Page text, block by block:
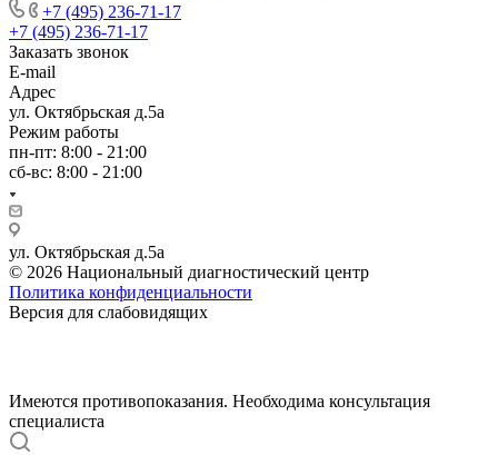
+7 (495) 236-71-17
+7 (495) 236-71-17
Заказать звонок
E-mail
Адрес
ул. Октябрьская д.5а
Режим работы
пн-пт: 8:00 - 21:00
сб-вс: 8:00 - 21:00
ул. Октябрьская д.5а
© 2026 Национальный диагностический центр
Политика конфиденциальности
Версия для слабовидящих
Имеются противопоказания. Необходима консультация
специалиста